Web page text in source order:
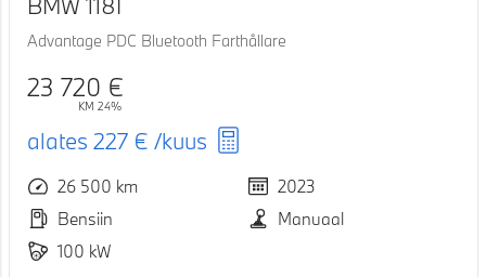
Advantage PDC Bluetooth Farthållare
23 720 €
KM 24%
alates 227 € /kuus
26 500 km
2023
Bensiin
Manuaal
100 kW